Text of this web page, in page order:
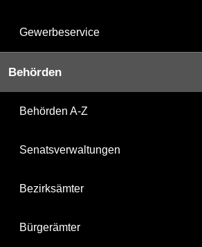
Gewerbeservice
Behörden
Behörden A-Z
Senatsverwaltungen
Bezirksämter
Bürgerämter